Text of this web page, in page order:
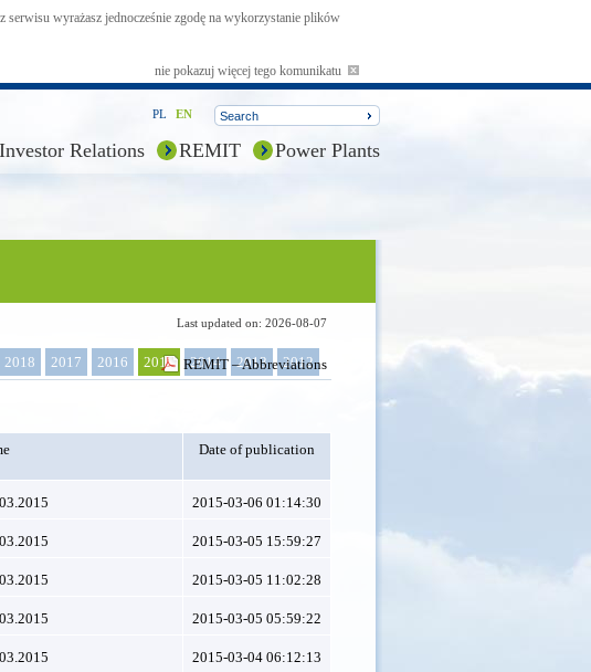
wyrażasz jednocześnie zgodę na wykorzystanie plików
nie pokazuj więcej tego komunikatu
PL EN
Investor Relations REMIT Power Plants
Last updated on: 2026-08-07
2018 2017 2016 2015 2014 2013 2012
REMIT – Abbreviations
Date of publication
2015-03-06 01:14:30
2015-03-05 15:59:27
2015-03-05 11:02:28
2015-03-05 05:59:22
2015-03-04 06:12:13